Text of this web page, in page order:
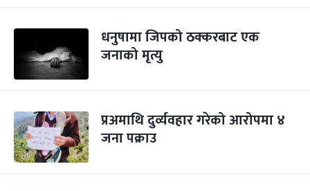
धनुषामा जिपको ठक्करबाट एक
जनाको मृत्यु
प्रअमाथि दुर्व्यवहार गरेको आरोपमा ४
जना पक्राउ